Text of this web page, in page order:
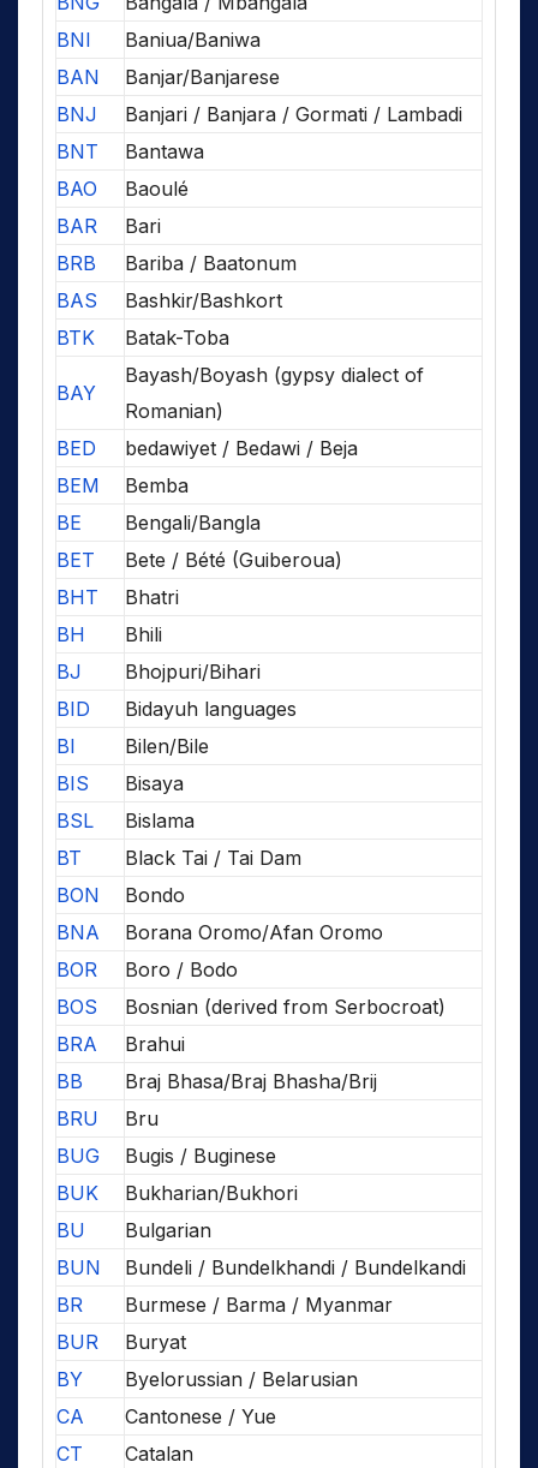
BNI
Baniua/Baniwa
BAN
Banjar/Banjarese
BNJ
Banjari / Banjara / Gormati / Lambadi
BNT
Bantawa
BAO
Baoulé
BAR
Bari
BRB
Bariba / Baatonum
BAS
Bashkir/Bashkort
BTK
Batak-Toba
BAY
Bayash/Boyash (gypsy dialect of
Romanian)
BED
bedawiyet / Bedawi / Beja
BEM
Bemba
BE
Bengali/Bangla
BET
Bete / Bété (Guiberoua)
BHT
Bhatri
BH
Bhili
BJ
Bhojpuri/Bihari
BID
Bidayuh languages
BI
Bilen/Bile
BIS
Bisaya
BSL
Bislama
BT
Black Tai / Tai Dam
BON
Bondo
BNA
Borana Oromo/Afan Oromo
BOR
Boro / Bodo
BOS
Bosnian (derived from Serbocroat)
BRA
Brahui
BB
Braj Bhasa/Braj Bhasha/Brij
BRU
Bru
BUG
Bugis / Buginese
BUK
Bukharian/Bukhori
BU
Bulgarian
BUN
Bundeli / Bundelkhandi / Bundelkandi
BR
Burmese / Barma / Myanmar
BUR
Buryat
BY
Byelorussian / Belarusian
CA
Cantonese / Yue
CT
Catalan